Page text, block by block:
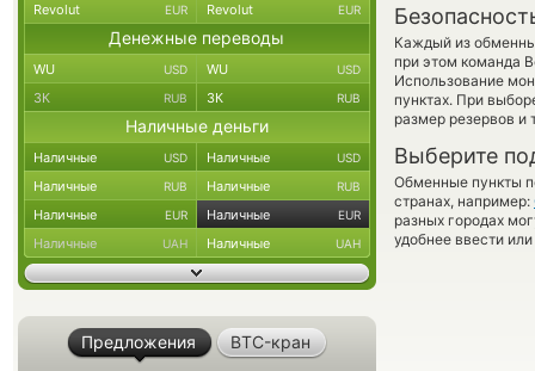
Каждый из
при этом команда
Использование
пунктах. При
размер резервов и
Выберите
Обменные пункты
странах, например:
разных городах
удобнее ввести
Revolut EUR Revolut EUR
Денежные переводы
WU USD WU USD
ЗК RUB ЗК RUB
Наличные деньги
Наличные USD Наличные USD
Наличные RUB Наличные RUB
Наличные EUR Наличные EUR
Наличные UAH Наличные UAH
Предложения BTC-кран